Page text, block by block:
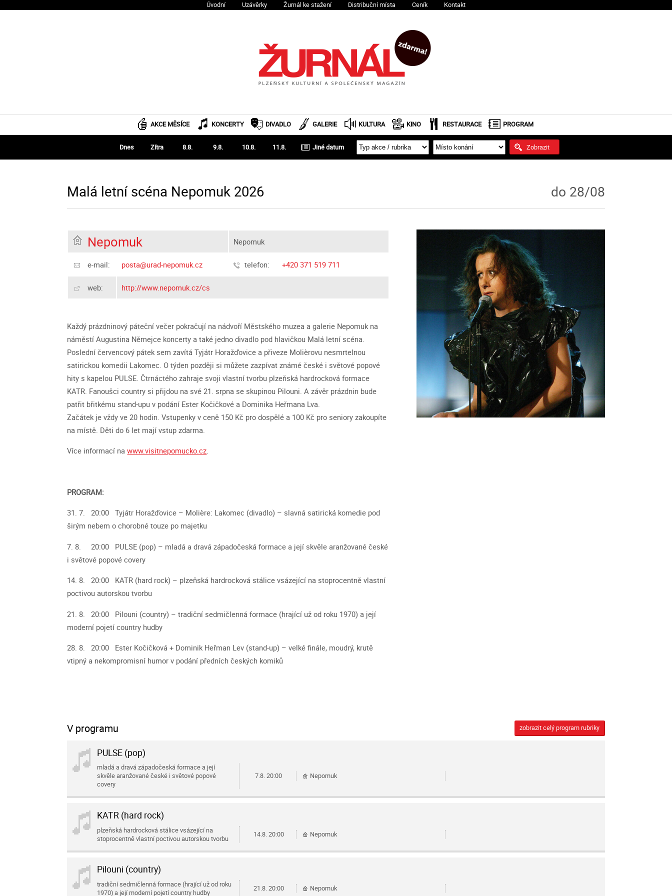
do 28/08
Malá letní scéna Nepomuk 2026
Nepomuk Nepomuk
e-mail: posta@urad-nepomuk.cz telefon: +420 371 519 711
web: http://www.nepomuk.cz/cs
Každý prázdninový páteční večer pokračují na nádvoří Městského muzea a galerie Nepomuk na
náměstí Augustina Němejce koncerty a také jedno divadlo pod hlavičkou Malá letní scéna.
Poslední červencový pátek sem zavítá Tyjátr Horažďovice a přiveze Molièrovu nesmrtelnou
satirickou komedii Lakomec. O týden později si můžete zazpívat známé české i světové popové
hity s kapelou PULSE. Čtrnáctého zahraje svoji vlastní tvorbu plzeňská hardrocková formace
KATR. Fanoušci country si přijdou na své 21. srpna se skupinou Pilouni. A závěr prázdnin bude
patřit břitkému stand-upu v podání Ester Kočičkové a Dominika Heřmana Lva.
Začátek je vždy ve 20 hodin. Vstupenky v ceně 150 Kč pro dospělé a 100 Kč pro seniory zakoupíte
na místě. Děti do 6 let mají vstup zdarma.
Více informací nawww.visitnepomucko.cz.
PROGRAM:
31. 7. 20:00 Tyjátr Horažďovice – Molière: Lakomec (divadlo) – slavná satirická komedie pod
širým nebem o chorobné touze po majetku
7. 8. 20:00 PULSE (pop) – mladá a dravá západočeská formace a její skvěle aranžované české
i světové popové covery
14. 8. 20:00 KATR (hard rock) – plzeňská hardrocková stálice vsázející na stoprocentně vlastní
poctivou autorskou tvorbu
21. 8. 20:00 Pilouni (country) – tradiční sedmičlenná formace (hrající už od roku 1970) a její
moderní pojetí country hudby
28. 8. 20:00 Ester Kočičková + Dominik Heřman Lev (stand-up) – velké finále, moudrý, krutě
vtipný a nekompromisní humor v podání předních českých komiků
zobrazit celý program rubriky
V programu
PULSE (pop)
mladá a dravá západočeská formace a její
skvěle aranžované české i světové popové
covery
7.8.20:00 Nepomuk
KATR (hard rock)
plzeňská hardrocková stálice vsázející na
stoprocentně vlastní poctivou autorskou tvorbu
14.8.20:00 Nepomuk
Pilouni (country)
tradiční sedmičlenná formace (hrající už od roku
1970) a její moderní pojetí country hudby
21.8.20:00 Nepomuk
AKCE MĚSÍCE KONCERTY DIVADLO GALERIE KULTURA KINO RESTAURACE PROGRAM
Úvodní Uzávěrky Žurnál ke stažení Distribuční místa Ceník Kontakt
Dnes Zítra 8.8. 9.8. 10.8. 11.8. Zobrazit